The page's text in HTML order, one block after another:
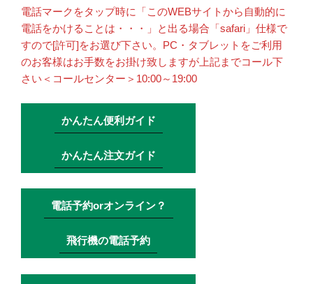
電話マークをタップ時に「このWEBサイトから自動的に
電話をかけることは・・・」と出る場合「safari」仕様で
すので[許可]をお選び下さい。PC・タブレットをご利用
のお客様はお手数をお掛け致しますが上記までコール下
さい＜コールセンター＞10:00～19:00
かんたん便利ガイド
かんたん注文ガイド
電話予約orオンライン？
飛行機の電話予約